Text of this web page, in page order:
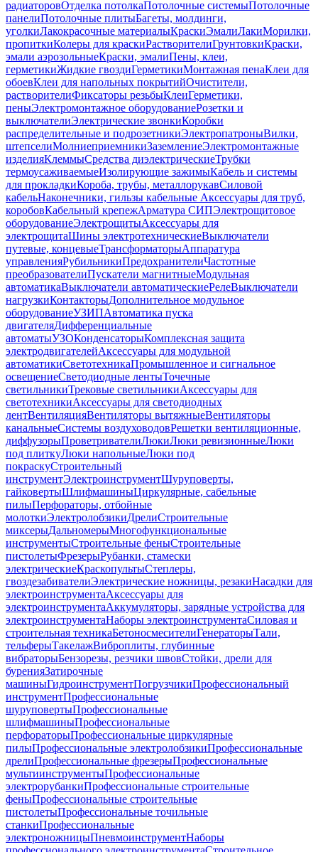
радиаторовОтделка потолкаПотолочные системыПотолочные
панелиПотолочные плитыБагеты, молдинги,
уголкиЛакокрасочные материалыКраскиЭмалиЛакиМорилки,
пропиткиКолеры для краскиРастворителиГрунтовкиКраски,
эмали аэрозольныеКраски, эмалиПены, клеи,
герметикиЖидкие гвоздиГерметикиМонтажная пенаКлеи для
обоевКлеи для напольных покрытийОчистители,
растворителиФиксаторы резьбыКлеиГерметики,
пеныЭлектромонтажное оборудованиеРозетки и
выключателиЭлектрические звонкиКоробки
распределительные и подрозетникиЭлектропатроныВилки,
штепселиМолниеприемникиЗаземлениеЭлектромонтажные
изделияКлеммыСредства диэлектрическиеТрубки
термоусаживаемыеИзолирующие зажимыКабель и системы
для прокладкиКороба, трубы, металлорукавСиловой
кабельНаконечники, гильзы кабельные Аксессуары для труб,
коробовКабельный крепежАрматура СИПЭлектрощитовое
оборудованиеЭлектрощитыАксессуары для
электрощитаШины электротехническиеВыключатели
путевые, концевыеТрансформаторыАппаратура
управленияРубильникиПредохранителиЧастотные
преобразователиПускатели магнитныеМодульная
автоматикаВыключатели автоматическиеРелеВыключатели
нагрузкиКонтакторыДополнительное модульное
оборудованиеУЗИПАвтоматика пуска
двигателяДифференциальные
автоматыУЗОКонденсаторыКомплексная защита
электродвигателейАксессуары для модульной
автоматикиСветотехникаПромышленное и сигнальное
освещениеСветодиодные лентыТочечные
светильникиТрековые светильникиАксессуары для
светотехникиАксессуары для светодиодных
лентВентиляцияВентиляторы вытяжныеВентиляторы
канальныеСистемы воздуховодовРешетки вентиляционные,
диффузорыПроветривателиЛюкиЛюки ревизионныеЛюки
под плиткуЛюки напольныеЛюки под
покраскуСтроительный
инструментЭлектроинструментШуруповерты,
гайковертыШлифмашиныЦиркулярные, сабельные
пилыПерфораторы, отбойные
молоткиЭлектролобзикиДрелиСтроительные
миксерыДальномерыМногофункциональные
инструментыСтроительные феныСтроительные
пистолетыФрезерыРубанки, стамески
электрическиеКраскопультыСтеплеры,
гвоздезабивателиЭлектрические ножницы, резакиНасадки для
электроинструментаАксессуары для
электроинструментаАккумуляторы, зарядные устройства для
электроинструментаНаборы электроинструментаСиловая и
строительная техникаБетоносмесителиГенераторыТали,
тельферыТакелажВиброплиты, глубинные
вибраторыБензорезы, резчики швовСтойки, дрели для
буренияЗатирочные
машиныГидроинструментПогрузчикиПрофессиональный
инструментПрофессиональные
шуруповертыПрофессиональные
шлифмашиныПрофессиональные
перфораторыПрофессиональные циркулярные
пилыПрофессиональные электролобзикиПрофессиональные
дрелиПрофессиональные фрезерыПрофессиональные
мультиинструментыПрофессиональные
электрорубанкиПрофессиональные строительные
феныПрофессиональные строительные
пистолетыПрофессиональные точильные
станкиПрофессиональные
электроножницыПневмоинструментНаборы